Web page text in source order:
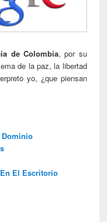
de Colombia, por su
de la paz, la libertad
yo, ¿que piensan
Dominio
El Escritorio